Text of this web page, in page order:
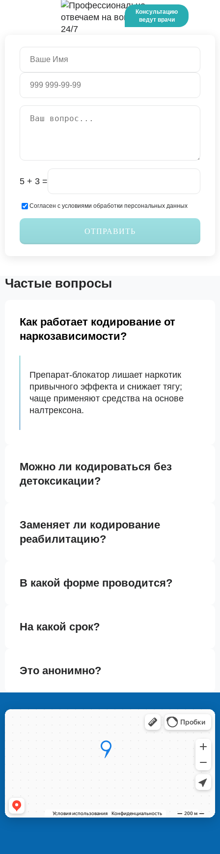
5 + 3 =
Согласен с условиями обработки персональных данных
ОТПРАВИТЬ
Частые вопросы
Как работает кодирование от
наркозависимости?
Препарат-блокатор лишает наркотик
привычного эффекта и снижает тягу;
чаще применяют средства на основе
налтрексона.
Можно ли кодироваться без
детоксикации?
Заменяет ли кодирование
реабилитацию?
В какой форме проводится?
На какой срок?
Это анонимно?